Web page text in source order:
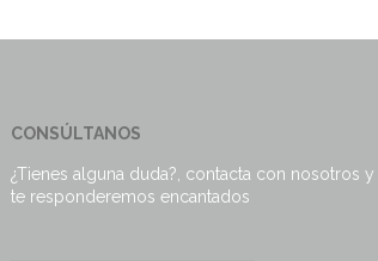
CONSÚLTANOS
¿Tienes alguna duda?, contacta con nosotros y
te responderemos encantados